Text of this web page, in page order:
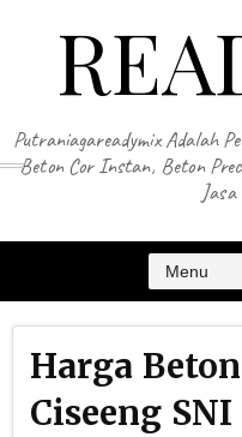
Putraniagareadymix Adalah
Beton Cor Instan, Beton
Harga
Ciseeng